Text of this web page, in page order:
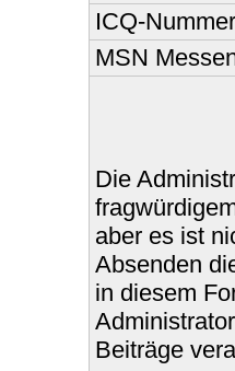
ICQ-Nummer
MSN
Die
aber es ist
Absenden
in diesem
Beiträge